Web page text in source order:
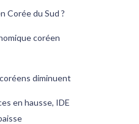
Corée du Sud ?
coréen
diminuent
en hausse, IDE